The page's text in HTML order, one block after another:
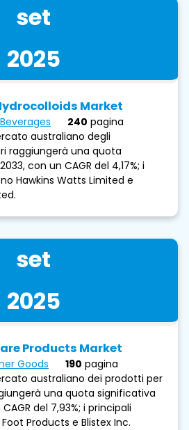
set
2025
Market
240 pagina
australiano degli
raggiungerà una quota
con un CAGR del 4,17%; i
Hawkins Watts Limited e
set
2025
Products Market
Goods 190 pagina
australiano dei prodotti per
una quota significativa
del 7,93%; i principali
Products e Blistex Inc.